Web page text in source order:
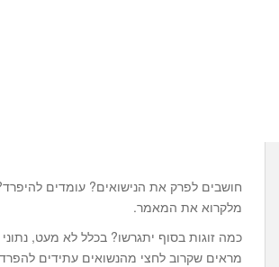
חושבים לפרק את הנישואים? עומדים
מלקרוא את המאמר.
כמה זוגות בסוף יתגרשו? בכלל לא מעט,
מראים שקרוב לחצי מהנשואים עתידים